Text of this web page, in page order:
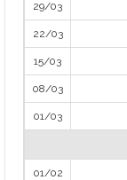
29/03
22/03
15/03
08/03
01/03
01/02